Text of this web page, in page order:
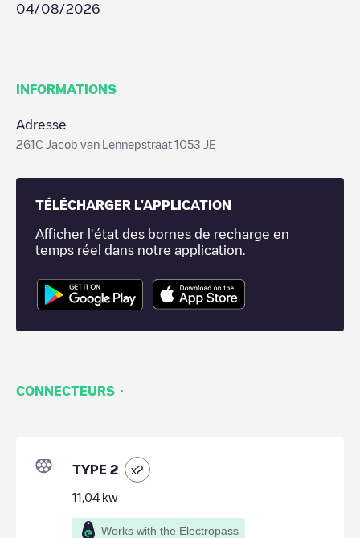
04/08/2026
INFORMATIONS
Adresse
261C Jacob van Lennepstraat 1053 JE
TÉLÉCHARGER L'APPLICATION
Afficher l'état des bornes de recharge en
temps réel dans notre application.
CONNECTEURS ·
TYPE 2 x2
11,04 kw
Works with the Electropass